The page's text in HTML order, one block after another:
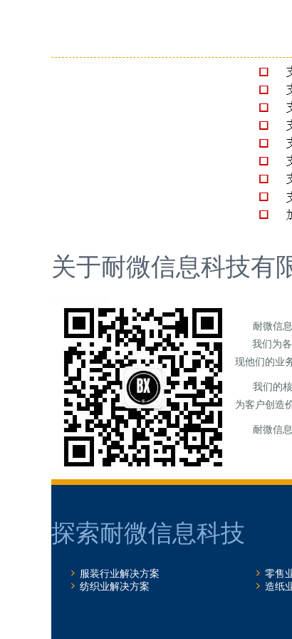
关于耐微信息科技有
耐微信
我们为各
现他们的业
我们的
为客户创造
耐微信
探索耐微信息科技
服装行业解决方案 零售
纺织业解决方案
造纸